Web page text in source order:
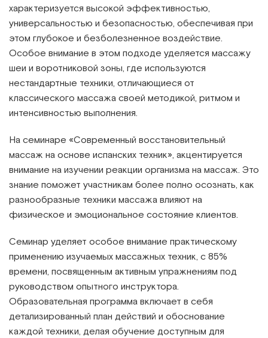
характеризуется высокой эффективностью,
универсальностью и безопасностью, обеспечивая при
этом глубокое и безболезненное воздействие.
Особое внимание в этом подходе уделяется массажу
шеи и воротниковой зоны, где используются
нестандартные техники, отличающиеся от
классического массажа своей методикой, ритмом и
интенсивностью выполнения.
На семинаре «Современный восстановительный
массаж на основе испанских техник», акцентируется
внимание на изучении реакции организма на массаж. Это
знание поможет участникам более полно осознать, как
разнообразные техники массажа влияют на
физическое и эмоциональное состояние клиентов.
Семинар уделяет особое внимание практическому
применению изучаемых массажных техник, с 85%
времени, посвященным активным упражнениям под
руководством опытного инструктора.
Образовательная программа включает в себя
детализированный план действий и обоснование
каждой техники, делая обучение доступным для